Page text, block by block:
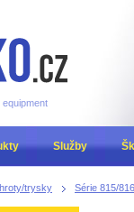
trysky Série 815/816
Služby